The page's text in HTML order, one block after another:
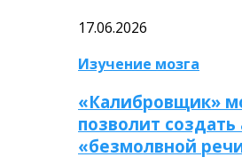
17.06.2026
Изучение мозга
«Калибровщик»
позволит создать
«безмолвной